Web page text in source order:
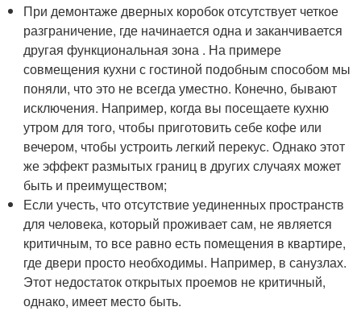
При демонтаже дверных коробок отсутствует четкое
разграничение, где начинается одна и заканчивается
другая функциональная зона . На примере
совмещения кухни с гостиной подобным способом мы
поняли, что это не всегда уместно. Конечно, бывают
исключения. Например, когда вы посещаете кухню
утром для того, чтобы приготовить себе кофе или
вечером, чтобы устроить легкий перекус. Однако этот
же эффект размытых границ в других случаях может
быть и преимуществом;
Если учесть, что отсутствие уединенных пространств
для человека, который проживает сам, не является
критичным, то все равно есть помещения в квартире,
где двери просто необходимы. Например, в санузлах.
Этот недостаток открытых проемов не критичный,
однако, имеет место быть.